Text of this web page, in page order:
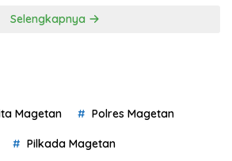
Selengkapnya
Magetan Polres Magetan
Pilkada Magetan